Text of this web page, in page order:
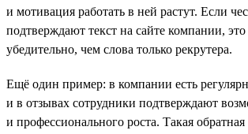
и мотивация работать в ней растут. Если
подтверждают текст на сайте компании, это
убедительно, чем слова только рекрутера.
Ещё один пример: в компании есть
и в отзывах сотрудники подтверждают
и профессионального роста. Такая обратная